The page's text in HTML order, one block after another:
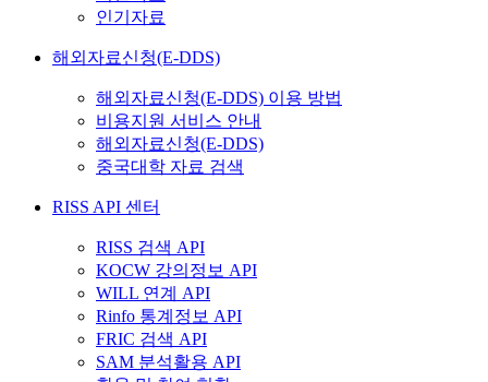
인기자료
해외자료신청(E-DDS)
해외자료신청(E-DDS) 이용 방법
비용지원 서비스 안내
해외자료신청(E-DDS)
중국대학 자료 검색
RISS API 센터
RISS 검색 API
KOCW 강의정보 API
WILL 연계 API
Rinfo 통계정보 API
FRIC 검색 API
SAM 분석활용 API